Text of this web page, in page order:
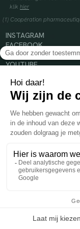
klik hier
(1) Coopération
INSTAGRAM
FACEBOOK
TIKTOK
YOUTUBE
Voedingssupplement dat
evenwichtige voeding en
overschrijden. Enkel